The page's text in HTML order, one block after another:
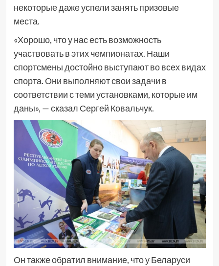
некоторые даже успели занять призовые
места.
«Хорошо, что у нас есть возможность
участвовать в этих чемпионатах. Наши
спортсмены достойно выступают во всех видах
спорта. Они выполняют свои задачи в
соответствии с теми установками, которые им
даны», — сказал Сергей Ковальчук.
Он также обратил внимание, что у Беларуси